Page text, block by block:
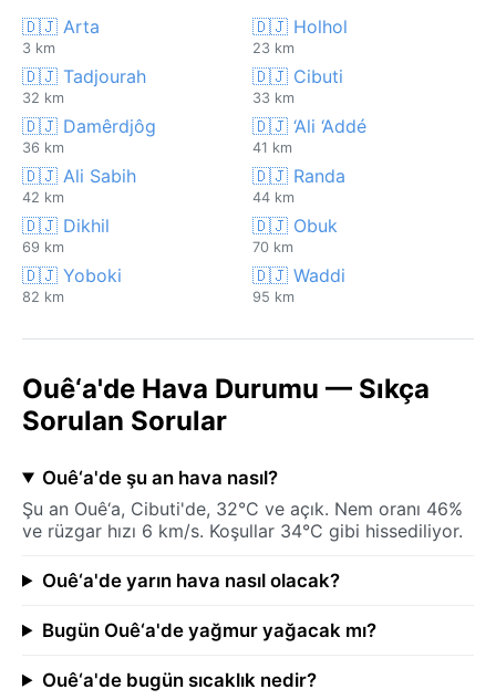
🇩🇯 Arta
3 km
🇩🇯 Holhol
23 km
🇩🇯 Tadjourah
32 km
🇩🇯 Cibuti
33 km
🇩🇯 Damêrdjôg
36 km
🇩🇯 ‘Ali ‘Addé
41 km
🇩🇯 Ali Sabih
42 km
🇩🇯 Randa
44 km
🇩🇯 Dikhil
69 km
🇩🇯 Obuk
70 km
🇩🇯 Yoboki
82 km
🇩🇯 Waddi
95 km
Ouê‘a'de Hava Durumu — Sıkça
Sorulan Sorular
Ouê‘a'de şu an hava nasıl?
Şu an Ouê‘a, Cibuti'de, 32°C ve açık. Nem oranı 46%
ve rüzgar hızı 6 km/s. Koşullar 34°C gibi hissediliyor.
Ouê‘a'de yarın hava nasıl olacak?
Bugün Ouê‘a'de yağmur yağacak mı?
Ouê‘a'de bugün sıcaklık nedir?